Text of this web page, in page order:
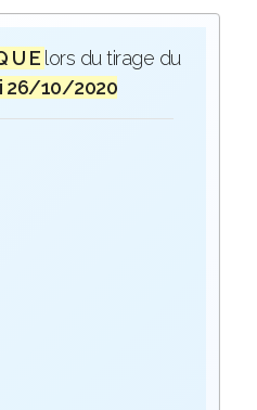
U E lors du tirage du
26/10/2020